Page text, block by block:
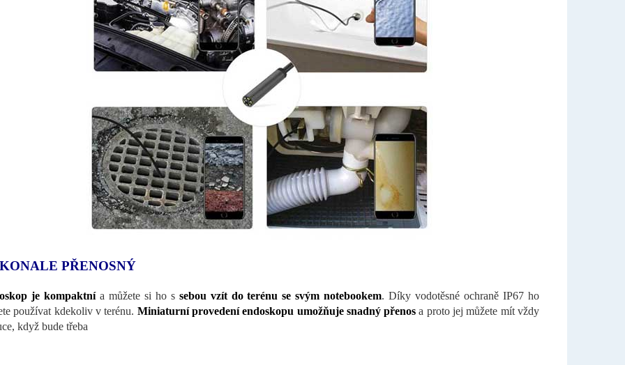
PŘENOSNÝ
je kompaktní a můžete si ho s sebou vzít do terénu se svým notebookem. Díky vodotěsné ochraně IP67 ho
používat kdekoliv v terénu. Miniaturní provedení endoskopu umožňuje snadný přenos a proto jej můžete mít vždy
když bude třeba